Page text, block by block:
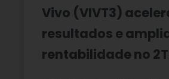
Vivo (VIVT3)
resultados e
rentabilidade no